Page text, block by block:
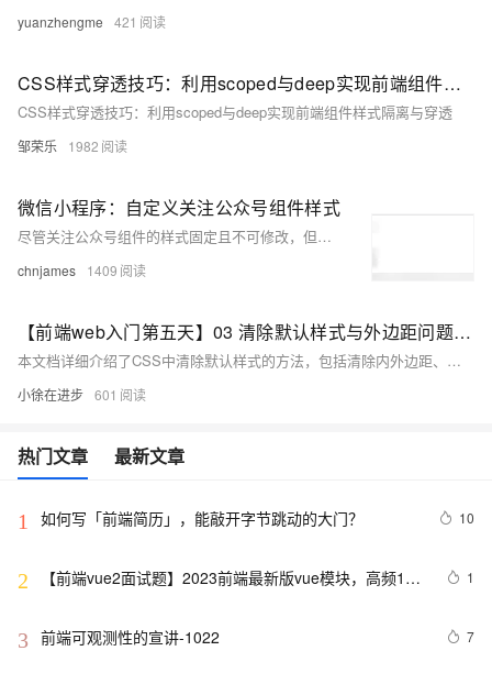
yuanzhengme 421
CSS样式穿透技巧：利用scoped与deep实现前端组件样式隔离与穿透
CSS样式穿透技巧：利用scoped与deep实现前端组件样式隔离与穿透
邹荣乐 1982
微信小程序：自定义关注公众号组件样式
尽管关注公众号组件的样式固定且不可修改，但产品经理的需求却需要个性化的定制。在这种情况下，我们需要寻找解决方案，以满足这些特殊需求，尽管这可能有点棘手。
chnjames 1409
【前端web入门第五天】03 清除默认样式与外边距问题【附综合案例产品卡片与新闻列表】
本文档详细介绍了CSS中清除默认样式的方法，包括清除内外边距、列表项目符号等；探讨了外边距的合并与塌陷问题及其解决策略；讲解了行内元素垂直边距的处理技巧；并介绍了圆角与盒子阴影效果的实现方法。最后通过产品卡片和新闻列表两个综合案例，展示了所学知识的实际应用。
小徐在进步 601
热门文章 最新文章
1 如何写「前端简历」，能敲开字节跳动的大门？ 10
2
【前端vue2面试题】2023前端最新版vue模块，高频17
1
3 前端可观测性的宣讲-1022 7